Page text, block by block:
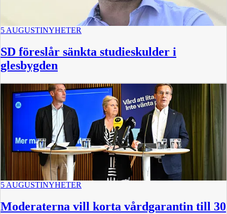
5 AUGUSTINYHETER
SD föreslår sänkta studieskulder i
glesbygden
5 AUGUSTINYHETER
Moderaterna vill korta vårdgarantin till 30